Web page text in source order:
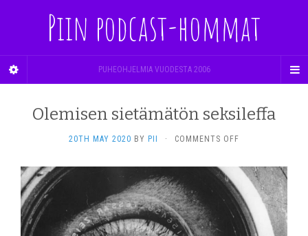
Piin podcast-hommat
PUHEOHJELMIA VUODESTA 2006
Olemisen sietämätön seksileffa
20TH MAY 2020 BY PII · COMMENTS OFF
SIETÄMÄTÖN
SEKSILEFFA